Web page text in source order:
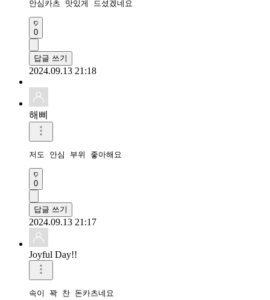
안심카츠 맛있게 드셨겠네요
0
답글 쓰기
2024.09.13 21:18
해삐
저도 안심 부위 좋아해요
0
답글 쓰기
2024.09.13 21:17
Joyful Day!!
속이 꽉 찬 돈카츠네요